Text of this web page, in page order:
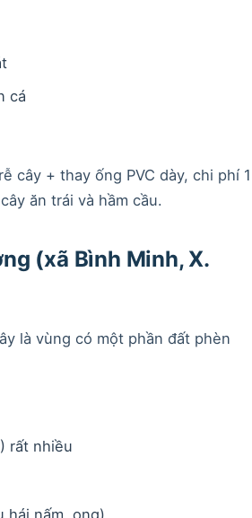
cá
cây + thay ống PVC dày, chi phí
ăn trái và hầm cầu.
(xã Bình Minh, X.
là vùng có một phần đất phèn
rất nhiều
hái nấm, ong)